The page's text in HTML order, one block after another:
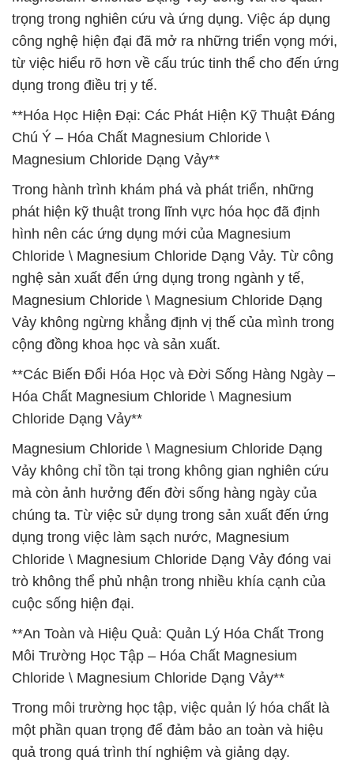
trọng trong nghiên cứu và ứng dụng. Việc áp dụng
công nghệ hiện đại đã mở ra những triển vọng mới,
từ việc hiểu rõ hơn về cấu trúc tinh thể cho đến ứng
dụng trong điều trị y tế.
**Hóa Học Hiện Đại: Các Phát Hiện Kỹ Thuật Đáng
Chú Ý – Hóa Chất Magnesium Chloride \
Magnesium Chloride Dạng Vảy**
Trong hành trình khám phá và phát triển, những
phát hiện kỹ thuật trong lĩnh vực hóa học đã định
hình nên các ứng dụng mới của Magnesium
Chloride \ Magnesium Chloride Dạng Vảy. Từ công
nghệ sản xuất đến ứng dụng trong ngành y tế,
Magnesium Chloride \ Magnesium Chloride Dạng
Vảy không ngừng khẳng định vị thế của mình trong
cộng đồng khoa học và sản xuất.
**Các Biến Đổi Hóa Học và Đời Sống Hàng Ngày –
Hóa Chất Magnesium Chloride \ Magnesium
Chloride Dạng Vảy**
Magnesium Chloride \ Magnesium Chloride Dạng
Vảy không chỉ tồn tại trong không gian nghiên cứu
mà còn ảnh hưởng đến đời sống hàng ngày của
chúng ta. Từ việc sử dụng trong sản xuất đến ứng
dụng trong việc làm sạch nước, Magnesium
Chloride \ Magnesium Chloride Dạng Vảy đóng vai
trò không thể phủ nhận trong nhiều khía cạnh của
cuộc sống hiện đại.
**An Toàn và Hiệu Quả: Quản Lý Hóa Chất Trong
Môi Trường Học Tập – Hóa Chất Magnesium
Chloride \ Magnesium Chloride Dạng Vảy**
Trong môi trường học tập, việc quản lý hóa chất là
một phần quan trọng để đảm bảo an toàn và hiệu
quả trong quá trình thí nghiệm và giảng dạy.